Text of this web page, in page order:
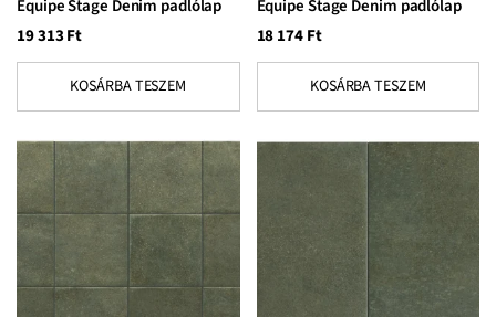
Equipe Stage Denim padlólap
19 313Ft
KOSÁRBA TESZEM
Equipe Stage Denim padlólap
18 174Ft
KOSÁRBA TESZEM